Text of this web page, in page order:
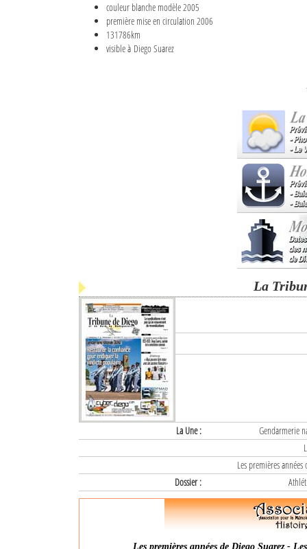
couleur blanche modèle 2005
première mise en circulation 2006
131786km
visible à Diego Suarez
La
La Une :
Gendarmerie
Les premières
Dossier :
Les premières années de Diego Suarez -